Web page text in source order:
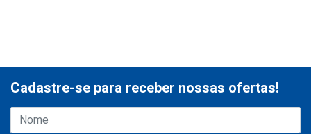
Cadastre-se para receber nossas ofertas!